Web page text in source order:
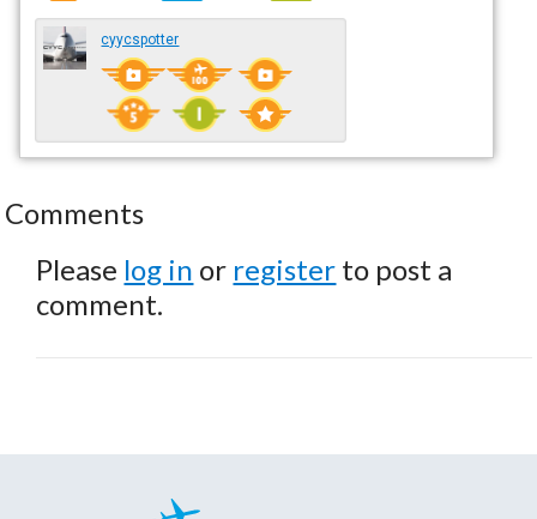
cyycspotter
Comments
Please log in or register to post a
comment.